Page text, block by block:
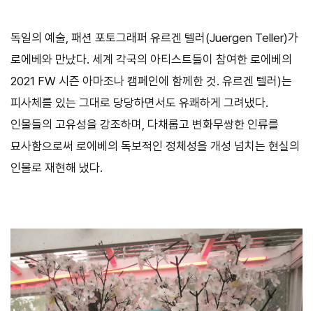
독일의 예술, 패션 포토그래퍼 유르겐 텔러(Juergen Teller)가
로에베와 만났다. 세계 각국의 아티스트들이 참여한 로에베의
2021 FW 시즌 아마조나 캠페인에 함께한 것. 유르겐 텔러)는
피사체를 있는 그대로 당당하면서도 유쾌하게 그려냈다.
인물들의 고유성을 강조하며, 다채롭고 변화무쌍한 인류를
묘사함으로써 로에베의 독보적인 정체성을 개성 넘치는 현실의
인물로 재현해 냈다.